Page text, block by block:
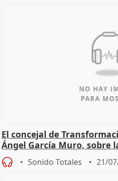
El concejal de
Ángel García Muro, sobre
Sonido Totales 21/